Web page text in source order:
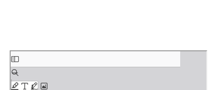
Aller
au
contenu
PDF